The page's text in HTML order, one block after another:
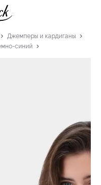
Джемперы и кардиганы
синий